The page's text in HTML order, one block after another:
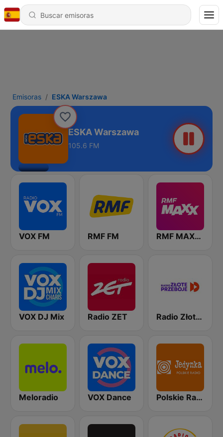
Emisoras ESKA Warszawa
ESKA Warszawa
105.6 FM
VOX FM RMF FM RMF MAXXX
VOX DJ Mix Radio ZET Radio Złote Przeboje
Meloradio VOX Dance Polskie Radio Program I (PR1) Jedynka